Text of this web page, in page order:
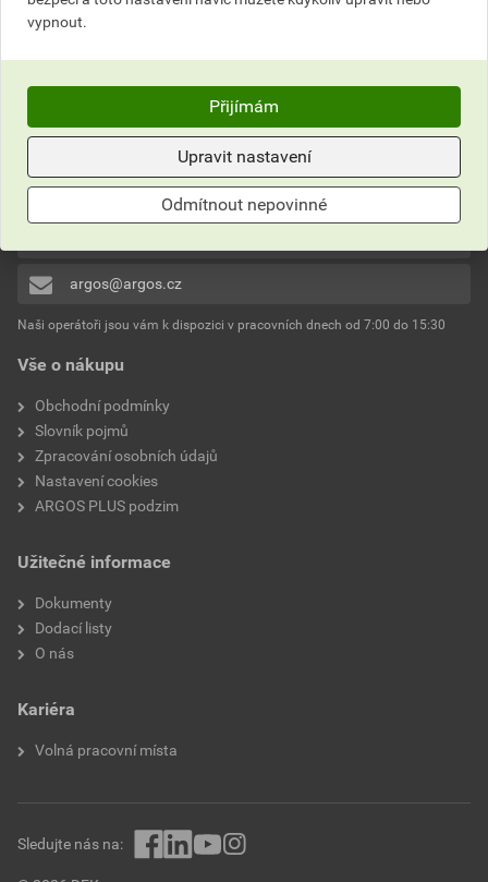
Vše o nákupu
Obchodní podmínky
Slovník pojmů
Zpracování osobních údajů
Nastavení cookies
ARGOS PLUS podzim
Užitečné informace
Dokumenty
Dodací listy
O nás
Kariéra
Volná pracovní místa
Zákaznické centrum
argos@argos.cz
Naši operátoři jsou vám k dispozici v pracovních dnech od 7:00 do 15:30
Sledujte nás na:
vypnout.
Přijímám
Upravit nastavení
Odmítnout nepovinné